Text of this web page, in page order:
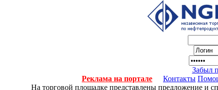
Забыл
Реклама на портале
Контакты
На торговой площадке представлены предложение и